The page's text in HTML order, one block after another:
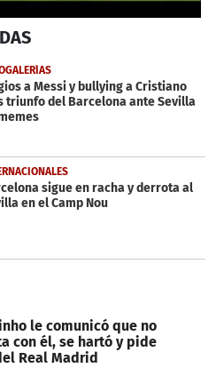
a Messi y bullying a Cristiano
triunfo del Barcelona ante Sevilla
sigue en racha y derrota al
en el Camp Nou
le comunicó que no
con él, se hartó y pide
Real Madrid